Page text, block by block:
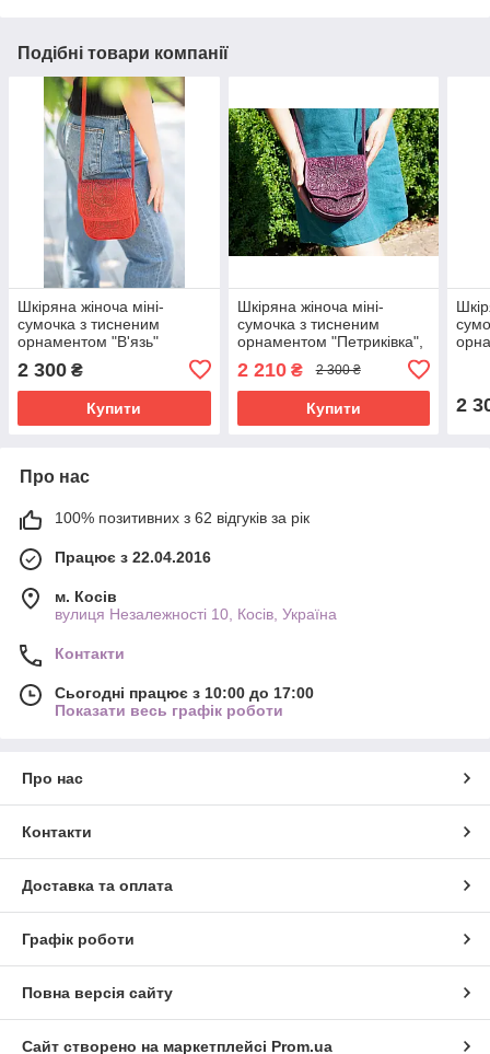
Подібні товари компанії
Шкіряна жіноча міні-
сумочка з тисненим
орнаментом "В'язь"
16×19×6 см
2 300 ₴
Купити
Шкіряна жіноча міні-
сумочка з тисненим
орнаментом "Петриківка",
16×19×6 см
2 210₴ 2 300 ₴
Купити 2
Про нас
100% позитивних з 62 відгуків за рік
Працює з 22.04.2016
м. Косів
вулиця Незалежності 10, Косів, Україна
Контакти
Сьогодні працює з 10:00 до 17:00
Показати весь графік роботи
Про нас
Контакти
Доставка та оплата
Графік роботи
Повна версія сайту
Сайт створено на маркетплейсі Prom.ua